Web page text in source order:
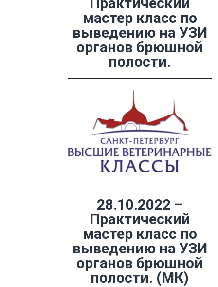
мастер класс по
выведению на УЗИ
органов брюшной
полости.
28.10.2022 –
Практический
мастер класс по
выведению на УЗИ
органов брюшной
полости. (МК)